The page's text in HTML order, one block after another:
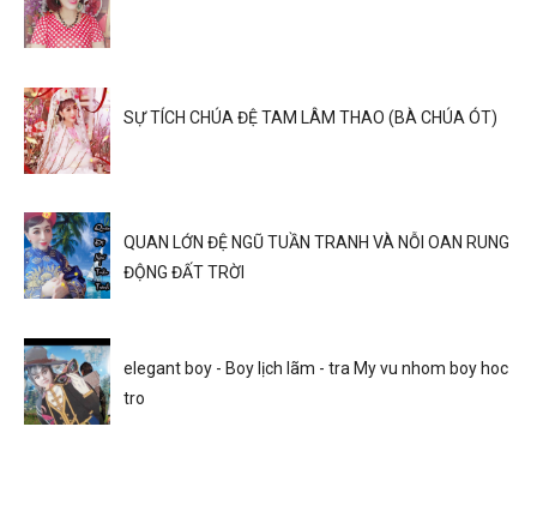
SỰ TÍCH CHÚA ĐỆ TAM LÂM THAO (BÀ CHÚA ÓT)
QUAN LỚN ĐỆ NGŨ TUẦN TRANH VÀ NỖI OAN RUNG
ĐỘNG ĐẤT TRỜI
elegant boy - Boy lịch lãm - tra My vu nhom boy hoc
tro